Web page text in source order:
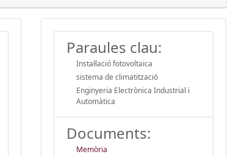
Paraules clau:
Instal·lació fotovoltaica
sistema de climatització
Enginyeria Electrònica Industrial i
Automàtica
Documents:
Memòria